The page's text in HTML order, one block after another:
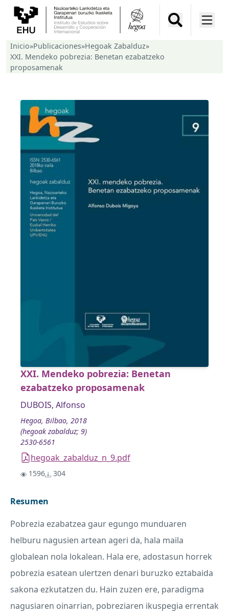
Inicio»Publicaciones»Hegoak Zabalduz»
XXI. Mendeko pobrezia: Benetan ezabatzeko
proposamenak
XXI. Mendeko pobrezia: Benetan
ezabatzeko proposamenak
DUBOIS, Alfonso
Hegoa, Bilbao, 2018
(hegoak zabalduz; 9)
2530-6561
hegoak_zabalduz_n_9.pdf
1596 304
Resumen
Pobrezia ezabatzea gaur egungo munduaren
helburu nagusien artean ageri da, hala maila
globalean nola lokalean. Hala ere, adostasun horrek
pobrezia esatean ulertzen denari buruzko eztabaida
sakona ezkutatzen du. Hain zuzen ere, paradigma
nagusiaren oinarrian, pobreziaren ikuspegia errentak